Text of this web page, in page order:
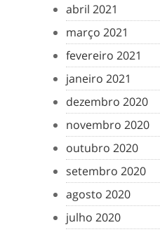
abril 2021
março 2021
fevereiro 2021
janeiro 2021
dezembro 2020
novembro 2020
outubro 2020
setembro 2020
agosto 2020
julho 2020